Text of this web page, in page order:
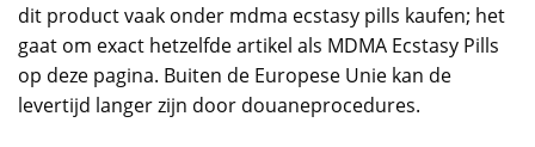
dit product vaak onder mdma ecstasy pills kaufen; het
gaat om exact hetzelfde artikel als MDMA Ecstasy Pills
op deze pagina. Buiten de Europese Unie kan de
levertijd langer zijn door douaneprocedures.